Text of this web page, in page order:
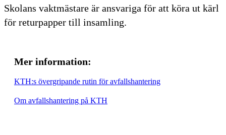
Skolans vaktmästare är ansvariga för att köra ut kärl
för returpapper till insamling.
Mer information:
KTH:s övergripande rutin för avfallshantering
Om avfallshantering på KTH